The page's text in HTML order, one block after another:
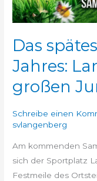
Das
Jahres:
großen
Schreibe einen
svlangenberg
Am kommenden
sich der Sportplatz
Festmeile des
zur
großen
Verlängerung!